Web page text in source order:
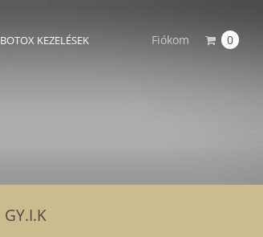
BOTOX KEZELÉSEK Fiókom 0
GY.I.K